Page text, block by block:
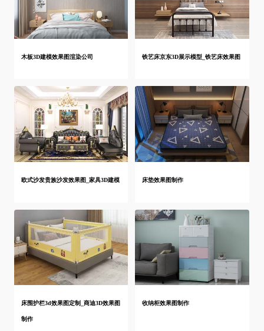
木板3D建模效果图渲染公司 铁艺床京东3D展示模型_铁艺床效果图
欧式沙发贵族沙发效果图_家具3D建模 床垫效果图制作
床围护栏3d效果图定制_商迪3D效果图
制作
收纳柜效果图制作